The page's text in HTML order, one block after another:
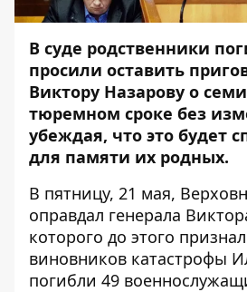
В суде родственники
просили оставить
Виктору Назарову о
тюремном сроке без
убеждая, что это будет
для памяти их родных.
В пятницу, 21 мая,
оправдал генерала
которого до этого
виновников катастрофы
погибли 49